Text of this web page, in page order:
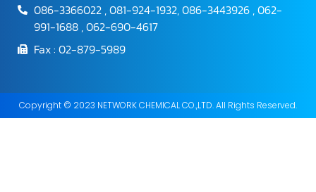
086-3366022 , 081-924-1932, 086-3443926 , 062-
991-1688 , 062-690-4617
Fax : 02-879-5989
Copyright © 2023 NETWORK CHEMICAL CO.,LTD. All Rights Reserved.